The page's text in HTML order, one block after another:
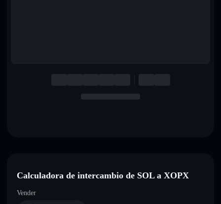
Calculadora de intercambio de SOL a XOPX
Vender